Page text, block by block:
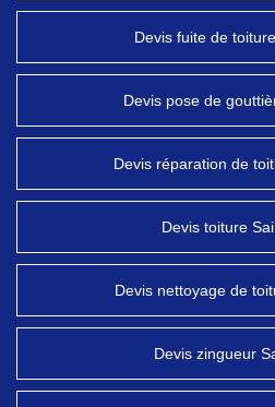
Devis fuite de
Devis pose de
Devis réparation de
Devis toiture
Devis nettoyage de
Devis zingueur